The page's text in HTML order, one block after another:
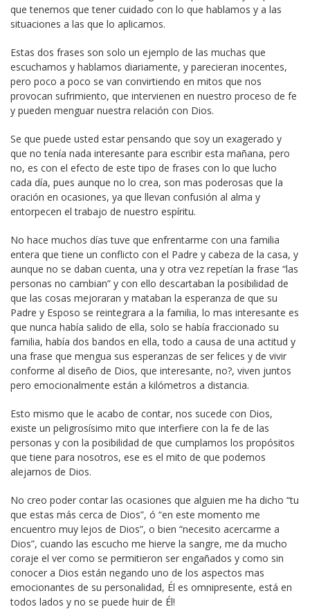
que tenemos que tener cuidado con lo que hablamos y a las
situaciones a las que lo aplicamos.
Estas dos frases son solo un ejemplo de las muchas que
escuchamos y hablamos diariamente, y parecieran inocentes,
pero poco a poco se van convirtiendo en mitos que nos
provocan sufrimiento, que intervienen en nuestro proceso de fe
y pueden menguar nuestra relación con Dios.
Se que puede usted estar pensando que soy un exagerado y
que no tenía nada interesante para escribir esta mañana, pero
no, es con el efecto de este tipo de frases con lo que lucho
cada día, pues aunque no lo crea, son mas poderosas que la
oración en ocasiones, ya que llevan confusión al alma y
entorpecen el trabajo de nuestro espíritu.
No hace muchos días tuve que enfrentarme con una familia
entera que tiene un conflicto con el Padre y cabeza de la casa, y
aunque no se daban cuenta, una y otra vez repetían la frase “las
personas no cambian” y con ello descartaban la posibilidad de
que las cosas mejoraran y mataban la esperanza de que su
Padre y Esposo se reintegrara a la familia, lo mas interesante es
que nunca había salido de ella, solo se había fraccionado su
familia, había dos bandos en ella, todo a causa de una actitud y
una frase que mengua sus esperanzas de ser felices y de vivir
conforme al diseño de Dios, que interesante, no?, viven juntos
pero emocionalmente están a kilómetros a distancia.
Esto mismo que le acabo de contar, nos sucede con Dios,
existe un peligrosísimo mito que interfiere con la fe de las
personas y con la posibilidad de que cumplamos los propósitos
que tiene para nosotros, ese es el mito de que podemos
alejarnos de Dios.
No creo poder contar las ocasiones que alguien me ha dicho “tu
que estas más cerca de Dios”, ó “en este momento me
encuentro muy lejos de Dios”, o bien “necesito acercarme a
Dios”, cuando las escucho me hierve la sangre, me da mucho
coraje el ver como se permitieron ser engañados y como sin
conocer a Dios están negando uno de los aspectos mas
emocionantes de su personalidad, Él es omnipresente, está en
todos lados y no se puede huir de Él!